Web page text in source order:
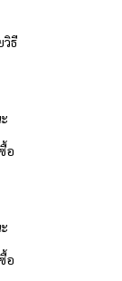
วิธี
อ
อ